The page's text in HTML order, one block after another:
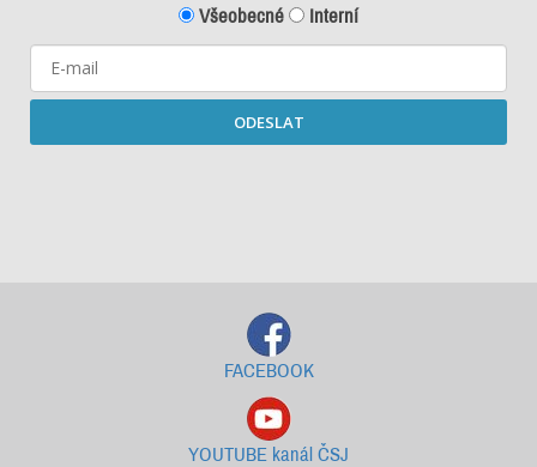
Všeobecné
Interní
ODESLAT
FACEBOOK
YOUTUBE kanál ČSJ